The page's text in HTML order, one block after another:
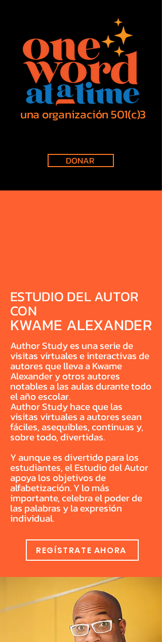
DONAR
una organización 501(c)3
ESTUDIO DEL AUTOR
CON
KWAME ALEXANDER
Author Study es una serie de
visitas virtuales e interactivas de
autores que lleva a Kwame
Alexander y otros autores
notables a las aulas durante todo
el año escolar.
Author Study hace que las
visitas virtuales a autores sean
fáciles, asequibles, continuas y,
sobre todo, divertidas.
Y aunque es divertido para los
estudiantes, el Estudio del Autor
apoya los objetivos de
alfabetización. Y lo más
importante, celebra el poder de
las palabras y la expresión
individual.
REGÍSTRATE AHORA